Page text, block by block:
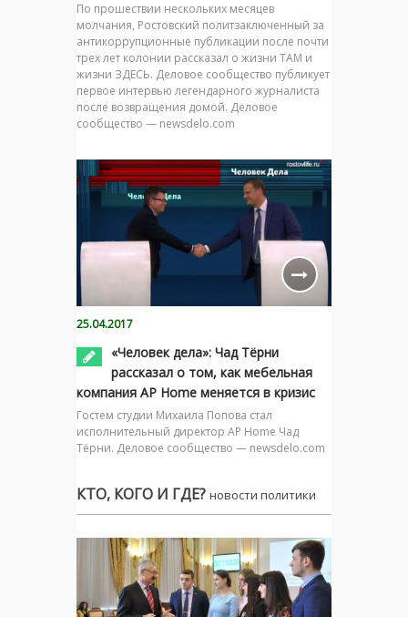
По прошествии нескольких месяцев
молчания, Ростовский политзаключенный за
антикоррупционные публикации после почти
трех лет колонии рассказал о жизни ТАМ и
жизни ЗДЕСЬ. Деловое сообщество публикует
первое интервью легендарного журналиста
после возвращения домой. Деловое
сообщество — newsdelo.com
25.04.2017
«Человек дела»: Чад Тёрни
рассказал о том, как мебельная
компания AP Home меняется в кризис
Гостем студии Михаила Попова стал
исполнительный директор AP Home Чад
Тёрни. Деловое сообщество — newsdelo.com
КТО, КОГО И ГДЕ? новости политики